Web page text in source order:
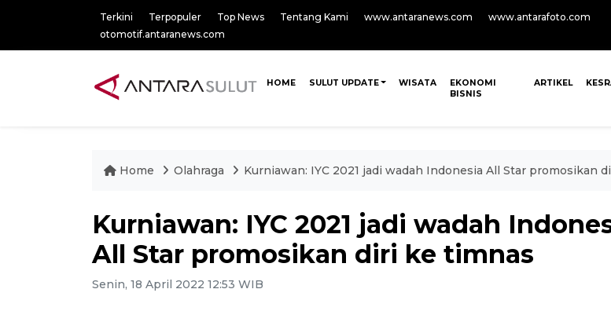
Terkini Terpopuler Top News Tentang Kami www.antaranews.com
www.antarafoto.com
otomotif.antaranews.com
HOME SULUT UPDATE WISATA
EKONOMI
BISNIS
ARTIKEL
Home Olahraga Kurniawan: IYC 2021 jadi wadah Indonesia All Star promosikan
Kurniawan: IYC 2021 jadi wadah
All Star promosikan diri ke timnas
Senin, 18 April 2022 12:53 WIB